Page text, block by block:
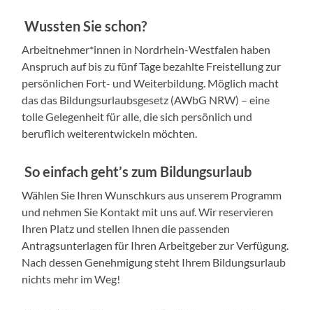
Wussten Sie schon?
Arbeitnehmer*innen in Nordrhein-Westfalen haben
Anspruch auf bis zu fünf Tage bezahlte Freistellung zur
persönlichen Fort- und Weiterbildung. Möglich macht
das das Bildungsurlaubsgesetz (AWbG NRW) – eine
tolle Gelegenheit für alle, die sich persönlich und
beruflich weiterentwickeln möchten.
So einfach geht’s zum Bildungsurlaub
Wählen Sie Ihren Wunschkurs aus unserem Programm
und nehmen Sie Kontakt mit uns auf. Wir reservieren
Ihren Platz und stellen Ihnen die passenden
Antragsunterlagen für Ihren Arbeitgeber zur Verfügung.
Nach dessen Genehmigung steht Ihrem Bildungsurlaub
nichts mehr im Weg!